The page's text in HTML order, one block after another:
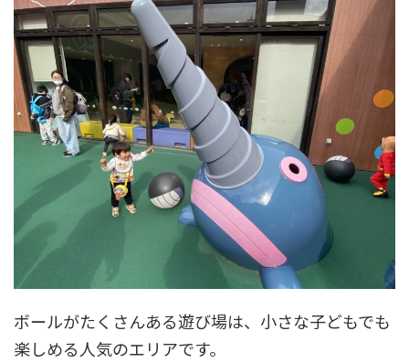
ボールがたくさんある遊び場は、小さな子どもでも
楽しめる人気のエリアです。